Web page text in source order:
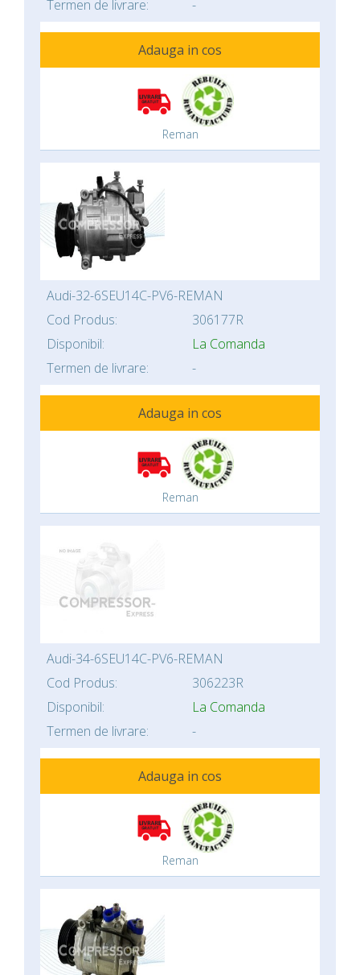
Termen de livrare: -
Adauga in cos
Reman
Audi-32-6SEU14C-PV6-REMAN
Cod Produs:
306177R
Disponibil:
La Comanda
Termen de livrare:
-
Adauga in cos
Reman
Audi-34-6SEU14C-PV6-REMAN
Cod Produs:
306223R
Disponibil:
La Comanda
Termen de livrare:
-
Adauga in cos
Reman